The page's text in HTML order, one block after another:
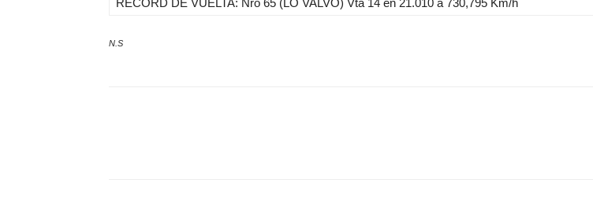
RECORD DE VUELTA: Nro 65 (LO VALVO) Vta 14 en 21.010 a 730,795 Km/h
N.S